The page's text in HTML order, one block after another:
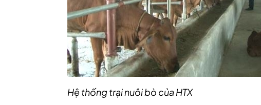
Hệ thống trại nuôi bò của HTX